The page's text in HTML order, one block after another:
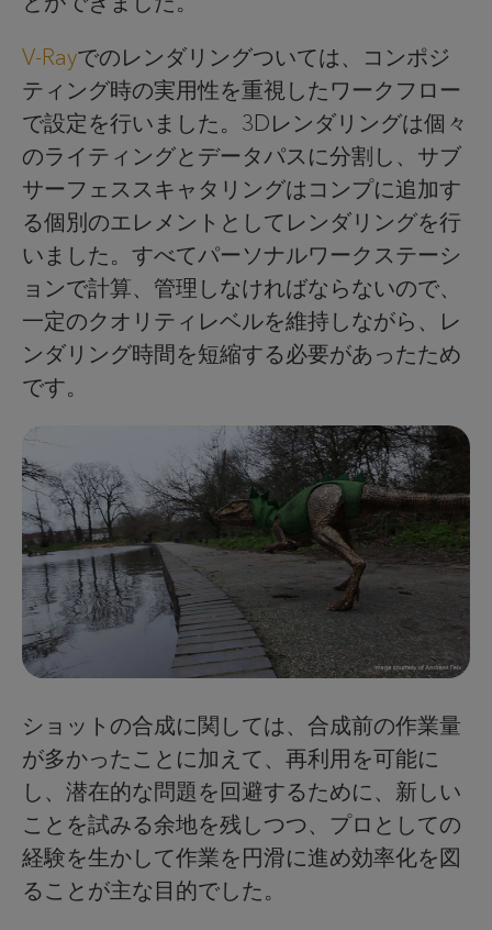
V-Rayでのレンダリングついては、コンポジ
ティング時の実用性を重視したワークフロー
で設定を行いました。3Dレンダリングは個々
のライティングとデータパスに分割し、サブ
サーフェススキャタリングはコンプに追加す
る個別のエレメントとしてレンダリングを行
いました。すべてパーソナルワークステーシ
ョンで計算、管理しなければならないので、
一定のクオリティレベルを維持しながら、レ
ンダリング時間を短縮する必要があったため
です。
ショットの合成に関しては、合成前の作業量
が多かったことに加えて、再利用を可能に
し、潜在的な問題を回避するために、新しい
ことを試みる余地を残しつつ、プロとしての
経験を生かして作業を円滑に進め効率化を図
ることが主な目的でした。